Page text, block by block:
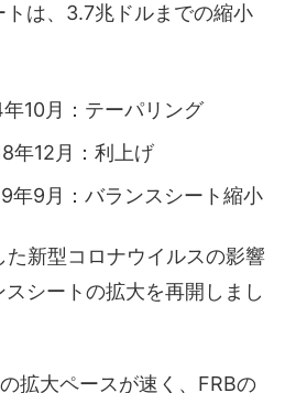
は、3.7兆ドルまでの縮小
10月：テーパリング
年12月：利上げ
年9月：バランスシート縮小
新型コロナウイルスの影響
シートの拡大を再開しまし
拡大ペースが速く、FRBの